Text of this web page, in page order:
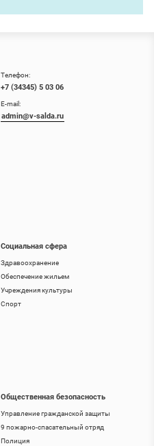
Социальная сфера
Здравоохранение
Обеспечение жильем
Учреждения культуры
Спорт
Телефон:
+7 (34345) 5 03 06
E-mail:
admin@v-salda.ru
Общественная безопасность
Управление гражданской защиты
9 пожарно-спасательный отряд
Полиция